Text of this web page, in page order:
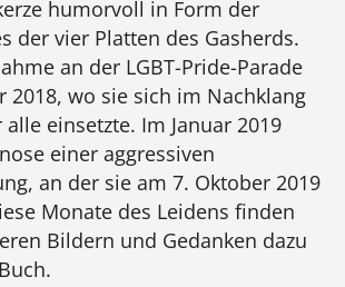
humorvoll in Form der
der vier Platten des Gasherds.
an der LGBT-Pride-Parade
2018, wo sie sich im Nachklang
einsetzte. Im Januar 2019
einer aggressiven
an der sie am 7. Oktober 2019
Monate des Leidens finden
Bildern und Gedanken dazu